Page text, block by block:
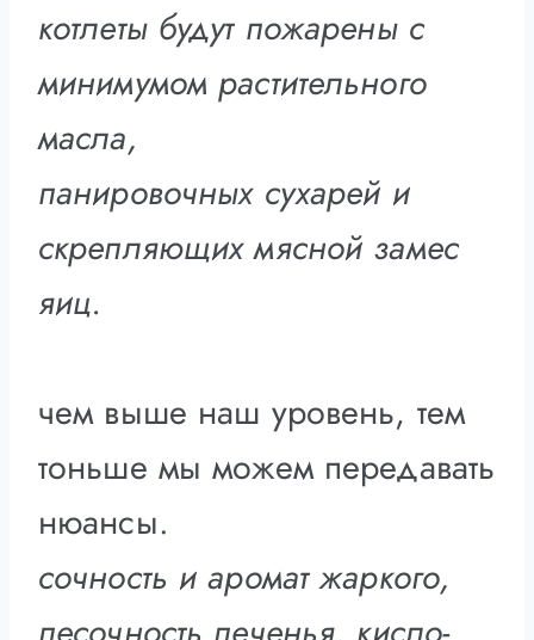
котлеты будут пожарены с
минимумом растительного
масла,
панировочных сухарей и
скрепляющих мясной замес
яиц.
чем выше наш уровень, тем
тоньше мы можем передавать
нюансы.
сочность и аромат жаркого,